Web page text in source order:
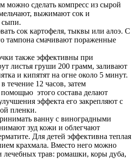
можно сделать компресс из сырой
выжимают сок и
сыпи.
сок картофеля, тыквы или алоэ. С
тампона смачивают пораженные
также эффективны при
листья груши 200 грамм, заливают
и кипятят на огне около 5 минут.
течение 12 часов, затем
этого состава делают
эффекта его закрепляют с
пленки.
ванну с виноградными
зуд кожи и облегчают
Для детей эффективна теплая
крахмала. Вместо него можно
лечебных трав: ромашки, коры дуба,